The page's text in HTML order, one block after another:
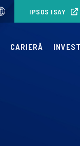
IPSOS ISAY
CARIERĂ